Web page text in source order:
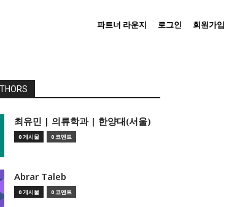
파트너 라운지 로그인 회원가입
­최유민 | 의류학과 | 한양대(서울)
0 게시물 0 코멘트
Abrar Taleb
0 게시물 0 코멘트